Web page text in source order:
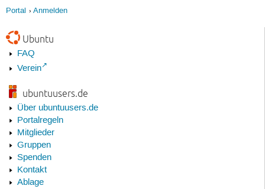
Portal Anmelden
Ubuntu
FAQ
Verein
ubuntuusers.de
Über ubuntuusers.de
Portalregeln
Mitglieder
Gruppen
Spenden
Kontakt
Ablage